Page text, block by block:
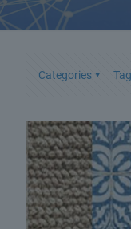
Categories